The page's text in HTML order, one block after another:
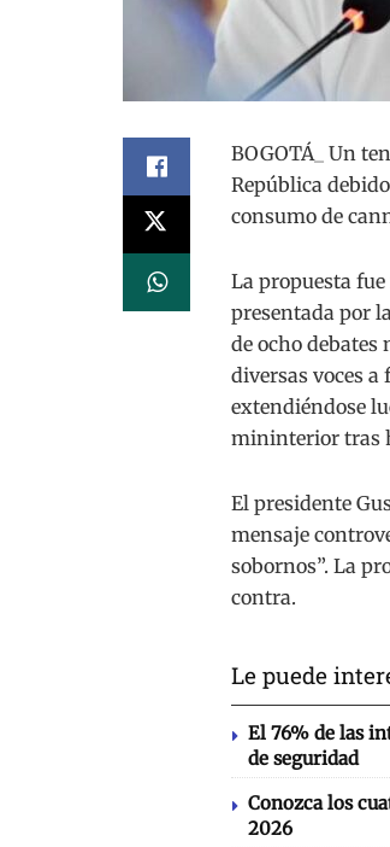
BOGOTÁ_ Un
República
consumo de
La propuesta
presentada por
de ocho debates
diversas voces
extendiéndose
mininterior tras
El presidente
mensaje
sobornos”. La
contra.
Le puede
El 76% de las
de seguridad
Conozca los
2026